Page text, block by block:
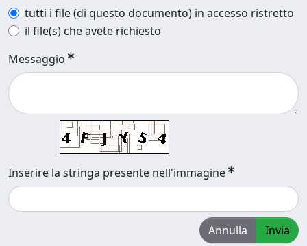
tutti i file (di questo documento) in accesso ristretto
il file(s) che avete richiesto
Messaggio
Inserire la stringa presente nell'immagine
Annulla Invia